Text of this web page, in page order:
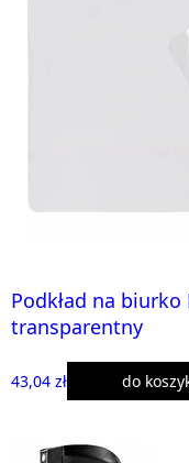
Podkład na biurko
transparentny
43,04 zł do